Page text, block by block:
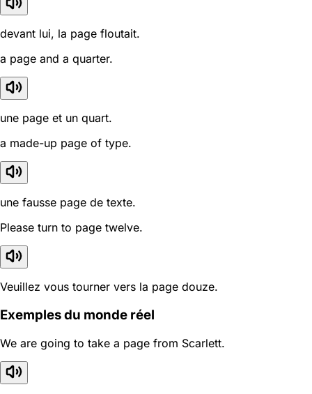
devant lui, la page floutait.
a page and a quarter.
une page et un quart.
a made-up page of type.
une fausse page de texte.
Please turn to page twelve.
Veuillez vous tourner vers la page douze.
Exemples du monde réel
We are going to take a page from Scarlett.